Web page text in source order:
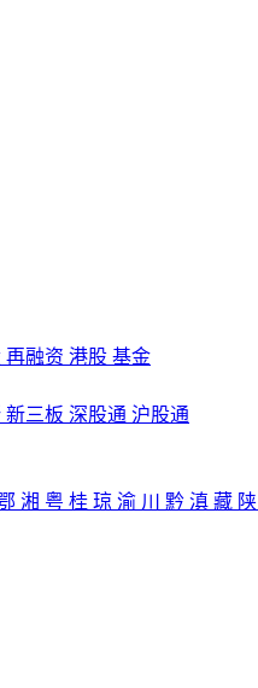
再融资 港股 基金
新三板 深股通 沪股通
湘 粤 桂 琼 渝 川 黔 滇 藏 陕